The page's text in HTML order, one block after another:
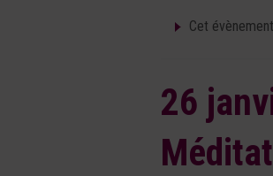
Cet
26